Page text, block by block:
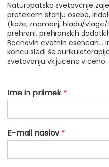
Naturopatsko svetovanje
preteklem stanju osebe,
(kože, znamenj, hladu/
prehrani, prehranskih
Bachovih cvetnih esencah…
koncu sledi še
svetovanju vključena v ceno.
Ime in priimek*
E-mail naslov*